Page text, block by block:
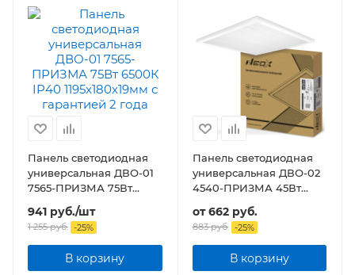
Панель светодиодная
универсальная ДВО-01
7565-ПРИЗМА 75Вт
6500К IP40
1195x180х19мм
941 руб./шт
1 255руб. -25%
В корзину
Панель светодиодная
универсальная ДВО-02
4540-ПРИЗМА 45Вт
от662 руб.
883 руб. -25%
В корзину